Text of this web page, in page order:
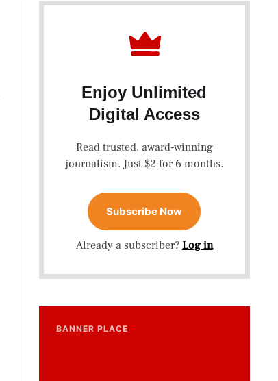
Enjoy Unlimited
Digital Access
Read trusted, award-winning
journalism. Just $2 for 6 months.
Subscribe Now
Already a subscriber? Log in
BANNER PLACE